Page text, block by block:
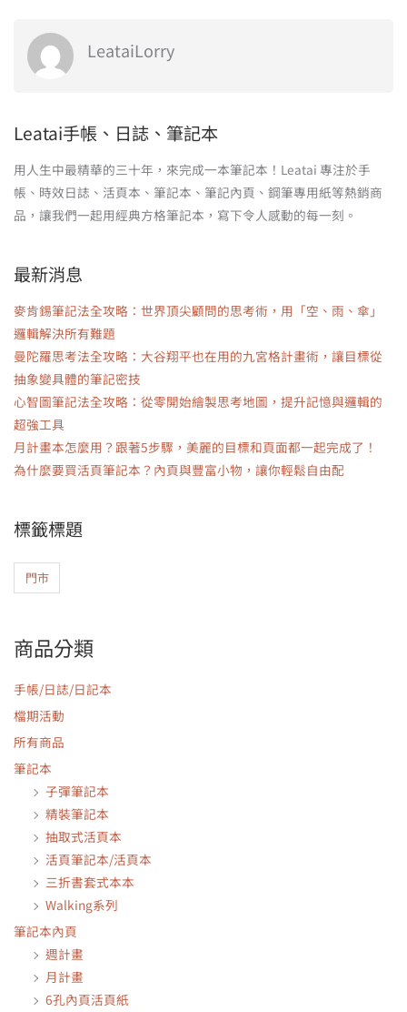
LeataiLorry
Leatai手帳、日誌、筆記本
用人生中最精華的三十年，來完成一本筆記本！Leatai 專注於手
帳、時效日誌、活頁本、筆記本、筆記內頁、鋼筆專用紙等熱銷商
品，讓我們一起用經典方格筆記本，寫下令人感動的每一刻。
最新消息
麥肯錫筆記法全攻略：世界頂尖顧問的思考術，用「空、雨、傘」
邏輯解決所有難題
曼陀羅思考法全攻略：大谷翔平也在用的九宮格計畫術，讓目標從
抽象變具體的筆記密技
心智圖筆記法全攻略：從零開始繪製思考地圖，提升記憶與邏輯的
超強工具
月計畫本怎麼用？跟著5步驟，美麗的目標和頁面都一起完成了！
為什麼要買活頁筆記本？內頁與豐富小物，讓你輕鬆自由配
標籤標題
門市
商品分類
手帳/日誌/日記本
檔期活動
所有商品
筆記本
子彈筆記本
精裝筆記本
抽取式活頁本
活頁筆記本/活頁本
三折書套式本本
Walking系列
筆記本內頁
週計畫
月計畫
6孔內頁活頁紙